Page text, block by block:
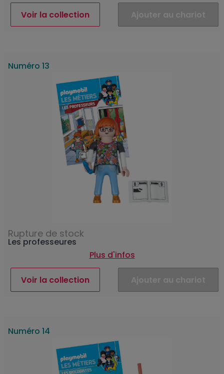
Voir la collection Ajouter au chariot
Numéro 13
Rupture de stock
Les professeures
Plus d'infos
Voir la collection Ajouter au chariot
Numéro 14